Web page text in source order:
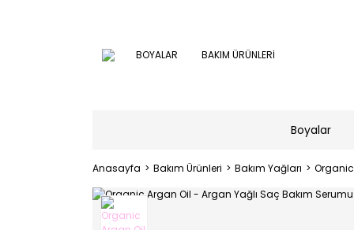
BOYALAR BAKIM ÜRÜNLERİ
Boyalar
Anasayfa Bakım Ürünleri Bakım Yağları Organic